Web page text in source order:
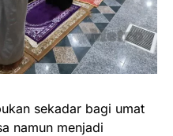
sekadar bagi umat
namun menjadi